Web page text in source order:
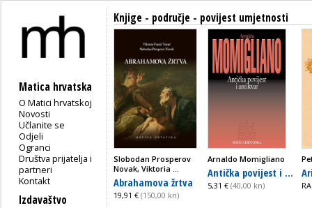
Matica hrvatska
O Matici hrvatskoj
Novosti
Učlanite se
Odjeli
Ogranci
Društva prijatelja i
partneri
Kontakt
Izdavaštvo
Knjige - područje - povijest umjetnosti
Slobodan Prosperov
Novak, Viktoria ...
Abrahamova žrtva
19,91 € (150,00 kn)
Arnaldo Momigliano
Antička povijest i ...
5,31 € (40,00 kn)